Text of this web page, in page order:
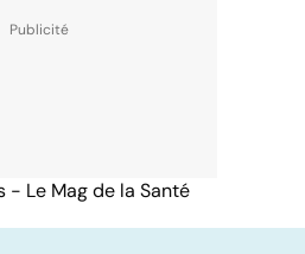
- Le Mag de la Santé